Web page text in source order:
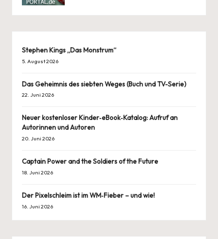
Stephen Kings „Das Monstrum“
5. August 2026
Das Geheimnis des siebten Weges (Buch und TV-Serie)
22. Juni 2026
Neuer kostenloser Kinder‑eBook‑Katalog: Aufruf an
Autorinnen und Autoren
20. Juni 2026
Captain Power and the Soldiers of the Future
18. Juni 2026
Der Pixelschleim ist im WM‑Fieber – und wie!
16. Juni 2026